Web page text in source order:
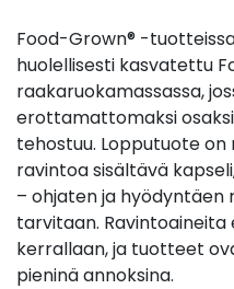
Food-Grown® -
huolellisesti kasvatettu
raakaruokamassassa,
erottamattomaksi
tehostuu. Lopputuote
ravintoa sisältävä
– ohjaten ja hyödyntäen
tarvitaan.
kerrallaan, ja tuotteet
pieninä annoksina.